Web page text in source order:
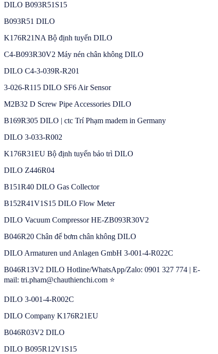
DILO B093R51S15
B093R51 DILO
K176R21NA Bộ định tuyến DILO
C4-B093R30V2 Máy nén chân không DILO
DILO C4-3-039R-R201
3-026-R115 DILO SF6 Air Sensor
M2B32 D Screw Pipe Accessories DILO
B169R305 DILO | ctc Trí Phạm madem in Germany
DILO 3-033-R002
K176R31EU Bộ định tuyến bảo trì DILO
DILO Z446R04
B151R40 DILO Gas Collector
B152R41V1S15 DILO Flow Meter
DILO Vacuum Compressor HE-ZB093R30V2
B046R20 Chân đế bơm chân không DILO
DILO Armaturen und Anlagen GmbH 3-001-4-R022C
B046R13V2 DILO Hotline/WhatsApp/Zalo: 0901 327 774 | E-
mail: tri.pham@chauthienchi.com ⭐
DILO 3-001-4-R002C
DILO Company K176R21EU
B046R03V2 DILO
DILO B095R12V1S15